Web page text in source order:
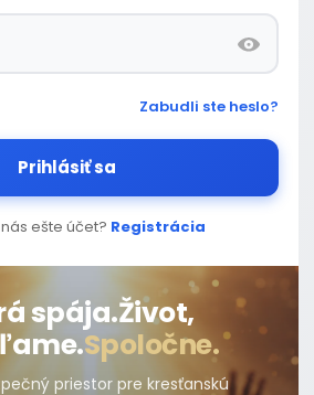
Zabudli ste heslo?
Prihlásiť sa
ešte účet? Registrácia
spája.Život,
Spoločne.
priestor pre kresťanskú